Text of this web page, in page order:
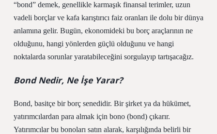
“bond” demek, genellikle karmaşık finansal terimler, uzun
vadeli borçlar ve kafa karıştırıcı faiz oranları ile dolu bir dünya
anlamına gelir. Bugün, ekonomideki bu borç araçlarının ne
olduğunu, hangi yönlerden güçlü olduğunu ve hangi
noktalarda sorunlar yaratabileceğini sorgulayıp tartışacağız.
Bond Nedir, Ne İşe Yarar?
Bond, basitçe bir borç senedidir. Bir şirket ya da hükümet,
yatırımcılardan para almak için bono (bond) çıkarır.
Yatırımcılar bu bonoları satın alarak, karşılığında belirli bir